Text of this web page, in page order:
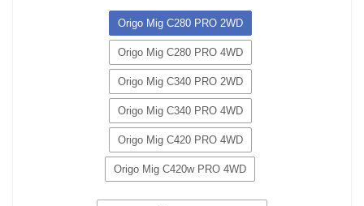
Origo Mig C280 PRO 2WD
Origo Mig C280 PRO 4WD
Origo Mig C340 PRO 2WD
Origo Mig C340 PRO 4WD
Origo Mig C420 PRO 4WD
Origo Mig C420w PRO 4WD